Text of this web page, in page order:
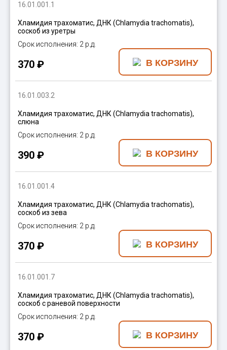
16.01.001.1
Хламидия трахоматис, ДНК (Chlamydia trachomatis),
соскоб из уретры
2 р.д.
370 ₽
16.01.003.2
Хламидия трахоматис, ДНК (Chlamydia trachomatis),
слюна
2 р.д.
390 ₽
16.01.001.4
Хламидия трахоматис, ДНК (Chlamydia trachomatis),
соскоб из зева
2 р.д.
370 ₽
16.01.001.7
Хламидия трахоматис, ДНК (Chlamydia trachomatis),
соскоб с раневой поверхности
2 р.д.
370 ₽